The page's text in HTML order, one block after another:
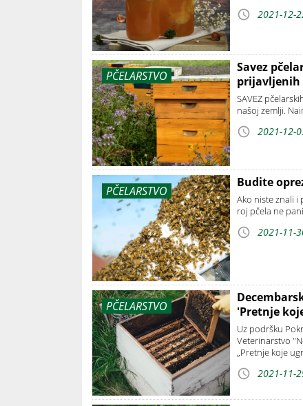
2021-12-
PČELARSTVO
Savez
prijavljenih
SAVEZ
našoj zemlji.
2021-12-
PČELARSTVO
Budite
Ako niste znali i
roj pčela ne
2021-11-
PČELARSTVO
'Pretnje
Uz podršku
Veterinarstvo
„Pretnje koje
2021-11-